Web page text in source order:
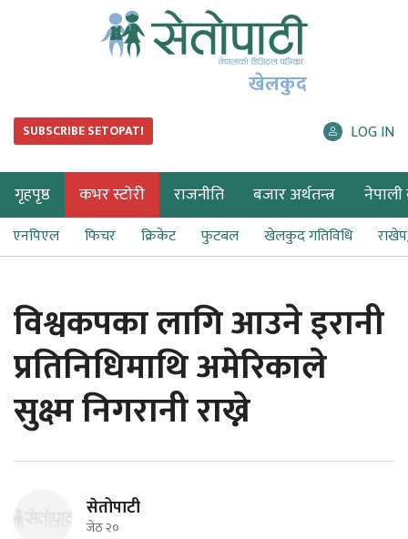
खेलकुद
SUBSCRIBE SETOPATI LOG IN
गृहपृष्ठ कभर स्टोरी राजनीति बजार अर्थतन्त्र नेपाली
एनपिएल फिचर क्रिकेट फुटबल खेलकुद गतिविधि
विश्वकपका लागि आउने इरानी
प्रतिनिधिमाथि अमेरिकाले
सुक्ष्म निगरानी राख्ने
सेतोपाटी
जेठ २०